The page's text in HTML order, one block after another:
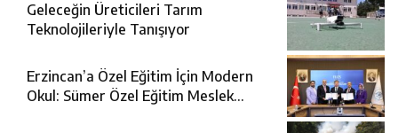
Geleceğin Üreticileri Tarım
Teknolojileriyle Tanışıyor
Erzincan’a Özel Eğitim İçin Modern
Okul: Sümer Özel Eğitim Meslek